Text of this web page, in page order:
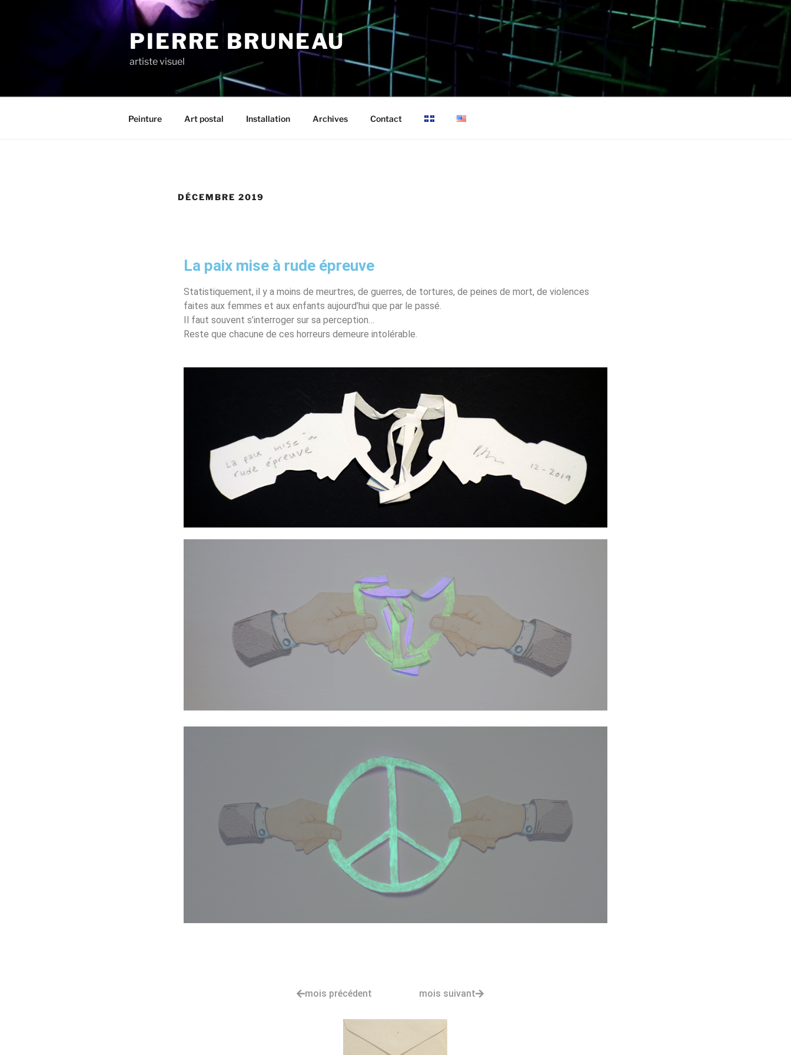
PIERRE BRUNEAU
artiste visuel
Peinture Art postal Installation Archives Contact
DÉCEMBRE 2019
La paix mise à rude épreuve
Statistiquement, il y a moins de meurtres, de guerres, de tortures, de peines de mort, de violences
faites aux femmes et aux enfants aujourd’hui que par le passé.
Il faut souvent s’interroger sur sa perception…
Reste que chacune de ces horreurs demeure intolérable.
mois précédent mois suivant